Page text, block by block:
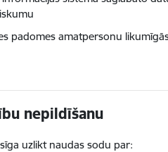
padomes amatpersonu
nepildīšanu
uzlikt naudas sodu par: